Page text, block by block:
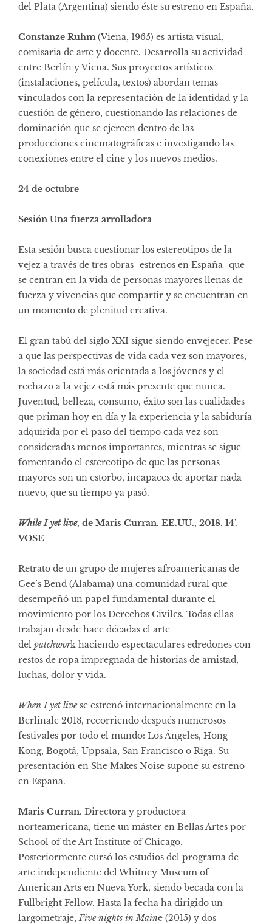
del Plata (Argentina) siendo éste su estreno en España.
Constanze Ruhm(Viena, 1965) es artista visual,
comisaria de arte y docente. Desarrolla su actividad
entre Berlín y Viena. Sus proyectos artísticos
(instalaciones, película, textos) abordan temas
vinculados con la representación de la identidad y la
cuestión de género, cuestionando las relaciones de
dominación que se ejercen dentro de las
producciones cinematográficas e investigando las
conexiones entre el cine y los nuevos medios.
24 de octubre
Sesión Una fuerza arrolladora
Esta sesión busca cuestionar los estereotipos de la
vejez a través de tres obras -estrenos en España- que
se centran en la vida de personas mayores llenas de
fuerza y vivencias que compartir y se encuentran en
un momento de plenitud creativa.
El gran tabú del siglo XXI sigue siendo envejecer. Pese
a que las perspectivas de vida cada vez son mayores,
la sociedad está más orientada a los jóvenes y el
rechazo a la vejez está más presente que nunca.
Juventud, belleza, consumo, éxito son las cualidades
que priman hoy en día y la experiencia y la sabiduría
adquirida por el paso del tiempo cada vez son
consideradas menos importantes, mientras se sigue
fomentando el estereotipo de que las personas
mayores son un estorbo, incapaces de aportar nada
nuevo, que su tiempo ya pasó.
While I yet live, de Maris Curran. EE.UU., 2018. 14’.
VOSE
Retrato de un grupo de mujeres afroamericanas de
Gee’s Bend (Alabama) una comunidad rural que
desempeñó un papel fundamental durante el
movimiento por los Derechos Civiles. Todas ellas
trabajan desde hace décadas el arte
del patchwork haciendo espectaculares edredones con
restos de ropa impregnada de historias de amistad,
luchas, dolor y vida.
When I yet livese estrenó internacionalmente en la
Berlinale 2018, recorriendo después numerosos
festivales por todo el mundo: Los Ángeles, Hong
Kong, Bogotá, Uppsala, San Francisco o Riga. Su
presentación en She Makes Noise supone su estreno
en España.
Maris Curran. Directora y productora
norteamericana, tiene un máster en Bellas Artes por
School of the Art Institute of Chicago.
Posteriormente cursó los estudios del programa de
arte independiente del Whitney Museum of
American Arts en Nueva York, siendo becada con la
Fullbright Fellow. Hasta la fecha ha dirigido un
largometraje,Five nights in Maine (2015) y dos